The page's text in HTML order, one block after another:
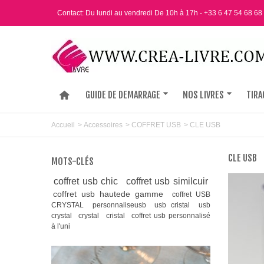
Contact: Du lundi au vendredi De 10h à 17h - +33 6 47 54 68 68
GUIDE DE DEMARRAGE NOS LIVRES
Accueil > Accessoires > COFFRET USB > CLE USB
MOTS-CLÉS
coffret usb chic coffret usb similcuir
coffret usb hautede gamme
coffret USB
CRYSTAL
personnaliseusb usb cristal
usb
crystal
crystal cristal
coffret usb personnalisé
à l'uni
CLE USB